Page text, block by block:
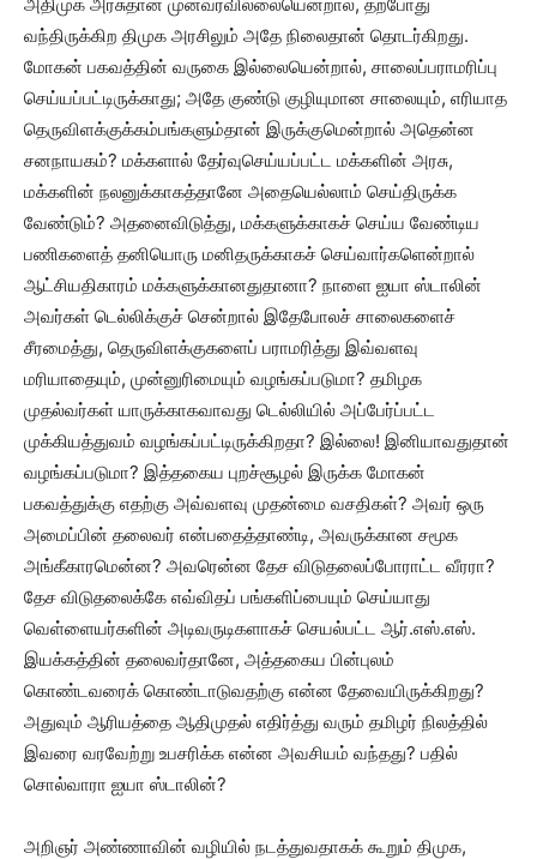
வந்திருக்கிற திமுக அரசிலும் அதே நிலைதான் தொடர்கிறது.
மோகன் பகவத்தின் வருகை இல்லையென்றால், சாலைப்பராமரிப்பு
செய்யப்பட்டிருக்காது; அதே குண்டு குழியுமான சாலையும், எரியாத
தெருவிளக்குக்கம்பங்களும்தான் இருக்குமென்றால் அதென்ன
சனநாயகம்? மக்களால் தேர்வுசெய்யப்பட்ட மக்களின் அரசு,
மக்களின் நலனுக்காகத்தானே அதையெல்லாம் செய்திருக்க
வேண்டும்? அதனைவிடுத்து, மக்களுக்காகச் செய்ய வேண்டிய
பணிகளைத் தனியொரு மனிதருக்காகச் செய்வார்களென்றால்
ஆட்சியதிகாரம் மக்களுக்கானதுதானா? நாளை ஐயா ஸ்டாலின்
அவர்கள் டெல்லிக்குச் சென்றால் இதேபோலச் சாலைகளைச்
சீரமைத்து, தெருவிளக்குகளைப் பராமரித்து இவ்வளவு
மரியாதையும், முன்னுரிமையும் வழங்கப்படுமா? தமிழக
முதல்வர்கள் யாருக்காகவாவது டெல்லியில் அப்பேர்ப்பட்ட
முக்கியத்துவம் வழங்கப்பட்டிருக்கிறதா? இல்லை! இனியாவதுதான்
வழங்கப்படுமா? இத்தகைய புறச்சூழல் இருக்க மோகன்
பகவத்துக்கு எதற்கு அவ்வளவு முதன்மை வசதிகள்? அவர் ஒரு
அமைப்பின் தலைவர் என்பதைத்தாண்டி, அவருக்கான சமூக
அங்கீகாரமென்ன? அவரென்ன தேச விடுதலைப்போராட்ட வீரரா?
தேச விடுதலைக்கே எவ்விதப் பங்களிப்பையும் செய்யாது
வெள்ளையர்களின் அடிவருடிகளாகச் செயல்பட்ட ஆர்.எஸ்.எஸ்.
இயக்கத்தின் தலைவர்தானே, அத்தகைய பின்புலம்
கொண்டவரைக் கொண்டாடுவதற்கு என்ன தேவையிருக்கிறது?
அதுவும் ஆரியத்தை ஆதிமுதல் எதிர்த்து வரும் தமிழர் நிலத்தில்
இவரை வரவேற்று உபசரிக்க என்ன அவசியம் வந்தது? பதில்
சொல்வாரா ஐயா ஸ்டாலின்?
அறிஞர் அண்ணாவின் வழியில் நடத்துவதாகக் கூறும் திமுக,